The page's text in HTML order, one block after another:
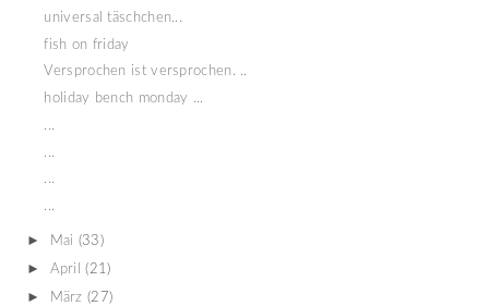
universal täschchen...
fish on friday
Versprochen ist versprochen. ..
holiday bench monday ...
...
...
...
► Mai (33)
► April (21)
► März (27)